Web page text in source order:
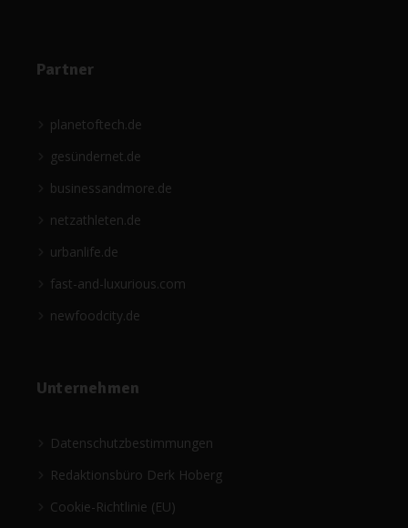
Partner
planetoftech.de
gesündernet.de
businessandmore.de
netzathleten.de
urbanlife.de
fast-and-luxurious.com
newfoodcity.de
Unternehmen
Datenschutzbestimmungen
Redaktionsbüro Derk Hoberg
Cookie-Richtlinie (EU)